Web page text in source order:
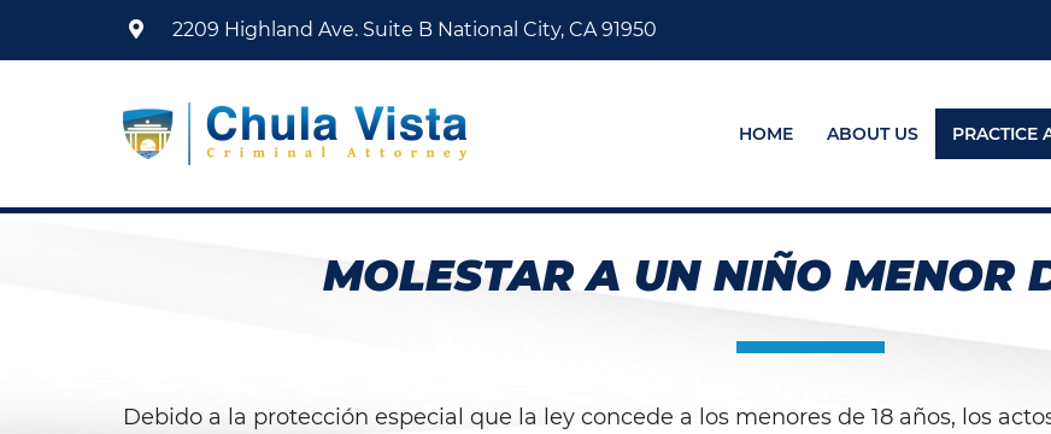
2209 Highland Ave. Suite B National City, CA 91950
HOME ABOUT US PRACTICE
MOLESTAR A UN NIÑO MENOR
Debido a la protección especial que la ley concede a los menores de 18 años, los